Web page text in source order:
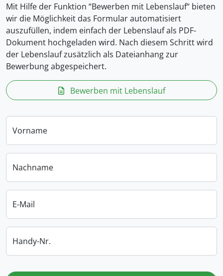
Mit Hilfe der Funktion “Bewerben mit Lebenslauf“ bieten
wir die Möglichkeit das Formular automatisiert
auszufüllen, indem einfach der Lebenslauf als PDF-
Dokument hochgeladen wird. Nach diesem Schritt wird
der Lebenslauf zusätzlich als Dateianhang zur
Bewerbung abgespeichert.
Bewerben mit Lebenslauf
Vorname
Nachname
E-Mail
Handy-Nr.